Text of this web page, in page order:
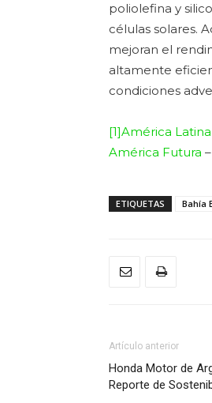
poliolefina y
células solares.
mejoran el
altamente
condiciones
[1]América
América Futura
ETIQUETAS Bahía
Artículo anterior
Honda Motor de
Reporte de